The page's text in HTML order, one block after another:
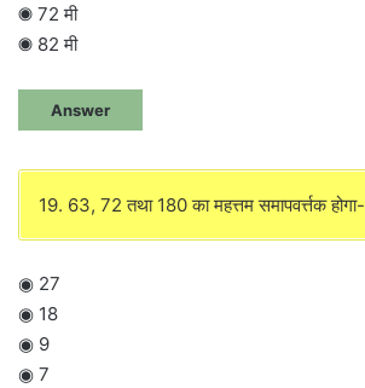
◉ 72 मी
◉ 82 मी
Answer
19. 63, 72 तथा 180 का महत्तम समापवर्त्तक होगा-
◉ 27
◉ 18
◉ 9
◉ 7